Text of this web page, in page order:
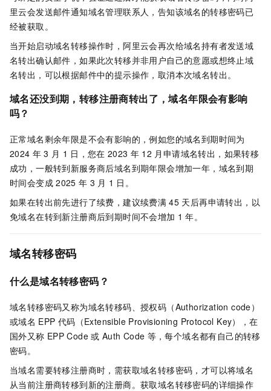
里云会发送邮件通知域名管理联系人，告知该域名的转移密码已
经被获取。
当开始启动域名转移操作时，阿里云会再次给域名持有者发送域
名转出确认邮件，如果此次转移并非用户自己的意愿或想终止域
名转出，可以根据邮件中的提示操作，取消本次域名转出。
域名还没到期，转移注册商转出了，域名年限会有影响
吗？
正常域名剩余年限是不会有影响的，例如您的域名到期时间为
2024 年 3 月 1 日，您在 2023 年 12 月申请域名转出，如果转移
成功，一般转到新服务商后域名到期年限会增加一年，域名到期
时间会变成 2025 年 3 月 1 日。
如果在转出前先进行了续费，建议续费满 45 天后再申请转出，以
免域名在转到新注册商后到期时间不会增加 1 年。
域名转移密码
什么是域名转移密码？
域名转移密码又称为域名转移码、授权码（Authorization code）
或域名 EPP 代码（Extensible Provisioning Protocol Key），在
国外又称 EPP Code 或 Auth Code 等，每个域名都有自己的转移
密码。
当域名需要转移注册商时，需获取域名转移密码，才可以将域名
从当前注册商转移到新的注册商。获取域名转移密码的详细操作